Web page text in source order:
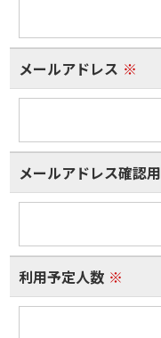
メールアドレス ※
メールアドレス確認用
利用予定人数 ※